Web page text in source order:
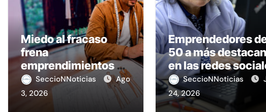
Miedo al fracaso
frena
emprendimientos en
el Perú
SeccioNNoticias
Ago
3, 2026
Emprendedores
50 a más destacan
en las redes
SeccioNNoticias
24, 2026